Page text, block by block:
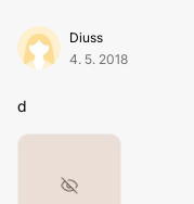
Diuss
4. 5. 2018
d